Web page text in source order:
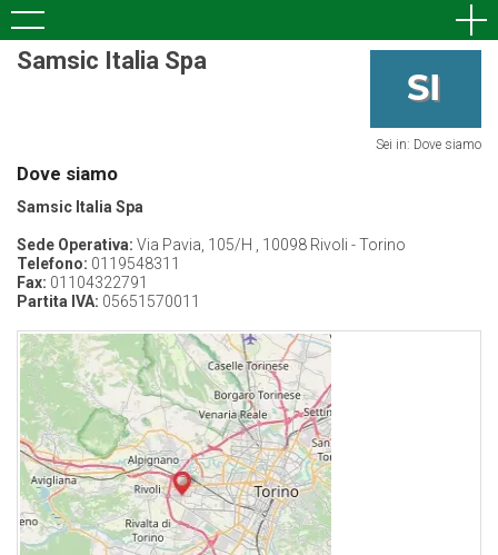
Samsic Italia Spa
Sei in: Dove siamo
Dove siamo
Samsic Italia Spa
Sede Operativa: Via Pavia, 105/H , 10098 Rivoli - Torino
Telefono: 0119548311
Fax: 01104322791
Partita IVA: 05651570011